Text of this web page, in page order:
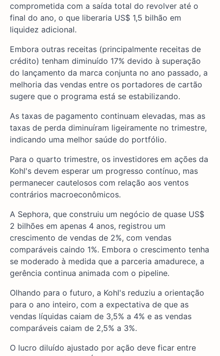
comprometida com a saída total do revolver até o
final do ano, o que liberaria US$ 1,5 bilhão em
liquidez adicional.
Embora outras receitas (principalmente receitas de
crédito) tenham diminuído 17% devido à superação
do lançamento da marca conjunta no ano passado, a
melhoria das vendas entre os portadores de cartão
sugere que o programa está se estabilizando.
As taxas de pagamento continuam elevadas, mas as
taxas de perda diminuíram ligeiramente no trimestre,
indicando uma melhor saúde do portfólio.
Para o quarto trimestre, os investidores em ações da
Kohl's devem esperar um progresso contínuo, mas
permanecer cautelosos com relação aos ventos
contrários macroeconômicos.
A Sephora, que construiu um negócio de quase US$
2 bilhões em apenas 4 anos, registrou um
crescimento de vendas de 2%, com vendas
comparáveis caindo 1%. Embora o crescimento tenha
se moderado à medida que a parceria amadurece, a
gerência continua animada com o pipeline.
Olhando para o futuro, a Kohl's reduziu a orientação
para o ano inteiro, com a expectativa de que as
vendas líquidas caiam de 3,5% a 4% e as vendas
comparáveis caiam de 2,5% a 3%.
O lucro diluído ajustado por ação deve ficar entre